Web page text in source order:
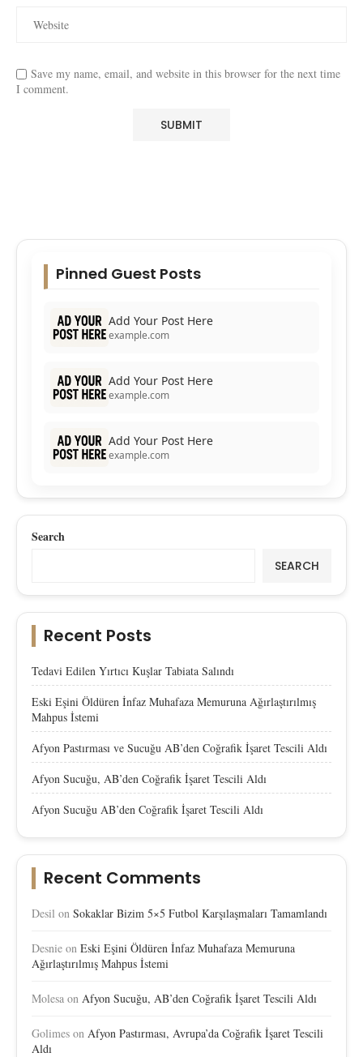
Save my name, email, and website in this browser for the next time
I comment.
Pinned Guest Posts
Add Your Post Here
example.com
Add Your Post Here
example.com
Add Your Post Here
example.com
Search
SEARCH
Recent Posts
Tedavi Edilen Yırtıcı Kuşlar Tabiata Salındı
Eski Eşini Öldüren İnfaz Muhafaza Memuruna Ağırlaştırılmış
Mahpus İstemi
Afyon Pastırması ve Sucuğu AB’den Coğrafik İşaret Tescili Aldı
Afyon Sucuğu, AB’den Coğrafik İşaret Tescili Aldı
Afyon Sucuğu AB’den Coğrafik İşaret Tescili Aldı
Recent Comments
Desil on Sokaklar Bizim 5×5 Futbol Karşılaşmaları Tamamlandı
Desnie on Eski Eşini Öldüren İnfaz Muhafaza Memuruna
Ağırlaştırılmış Mahpus İstemi
Molesa on Afyon Sucuğu, AB’den Coğrafik İşaret Tescili Aldı
Golimes on Afyon Pastırması, Avrupa’da Coğrafik İşaret Tescili
Aldı